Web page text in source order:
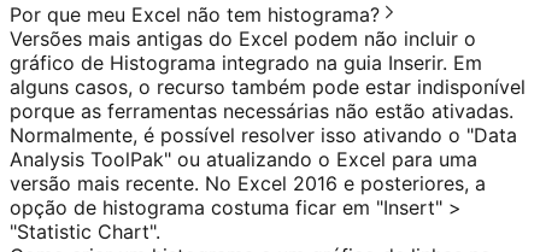
Por que meu Excel não tem histograma?
Versões mais antigas do Excel podem não incluir o
gráfico de Histograma integrado na guia Inserir. Em
alguns casos, o recurso também pode estar indisponível
porque as ferramentas necessárias não estão ativadas.
Normalmente, é possível resolver isso ativando o "Data
Analysis ToolPak" ou atualizando o Excel para uma
versão mais recente. No Excel 2016 e posteriores, a
opção de histograma costuma ficar em "Insert" >
"Statistic Chart".